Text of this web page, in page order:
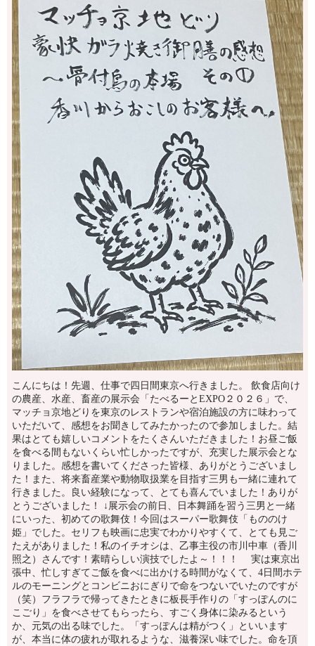
こんにちは！先週、仕事で四日間東京へ行きました。 飲食店向け
の農産、水産、畜産の展示会「たべるーとEXPO２０２６」で、
マッチョ京地どりを東京のレストランや宿泊施設の方に味わって
いただいて、感想をお聞きしてみたかったので参加しました。結
果はとても嬉しいコメントをたくさんいただきました！お昼ご飯
を食べる間もないくらい忙しかったですが、充実した展示会とな
りました。感想を書いてくださった皆様、ありがとうございまし
た！また、将来畜産業や動物取扱業を目指す三男も一緒に連れて
行きました。良い経験になって、とても喜んでいました！ありが
とうございました！ ↓展示会の前日、日本舞踊を習う三男と一緒
にいった、初めての歌舞伎！今回はスーパー歌舞伎「もののけ
姫」でした。セリフも映画に忠実でわかりやすくて、とても見ご
たえがありました！私のイチオシは、乙事主役の市川中車（香川
照之）さんです！素晴らしい演技でしたよ～！！！ 実は東京出
張中、忙しすぎてご飯を食べに出かける時間がなくて、4日間ホテ
ルのモーニングとコンビニおにぎりで命をつないでいたのですが
（笑）フラフラで帰ってきたときに板長手作りの「すっぽんのに
こごり」を食べさせてもらったら、すごく身体に染みるという
か、元気の出る味でした。「すっぽんは精がつく」といいます
が、本当に体の疲れが取れるような、滋養深い味でした。命を頂